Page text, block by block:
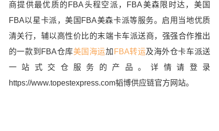
商提供最优质的 FBA头程空派 ， FBA美森限时达 ， 美国
FBA以星卡派 ， 美国FBA美森卡派等服务。 启用当地优质
清关行，辅以高性价比的末端卡车派送商，强强合作推出
的一款到FBA仓库美国海运加 FBA转运及海外仓卡车派送
一站式交仓服务的产品。详情请登录
https://www.topestexpress.com韬博供应链官方网站。